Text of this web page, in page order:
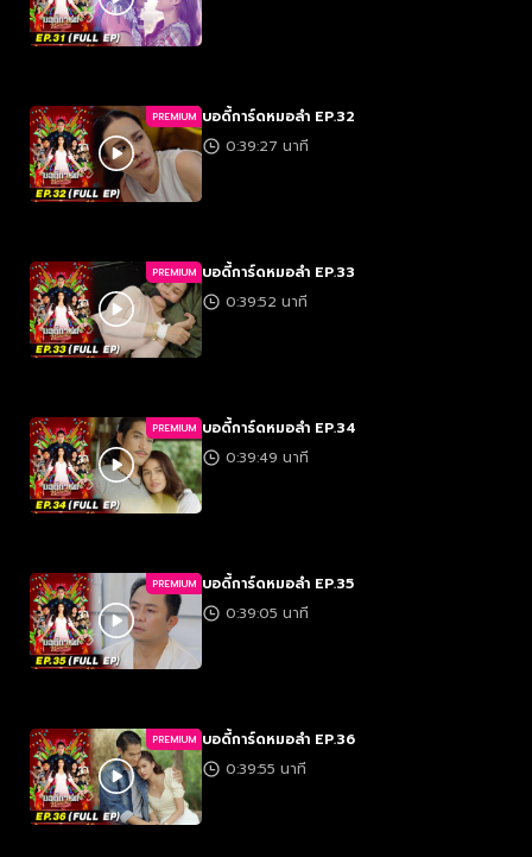
PREMIUM บอดี้การ์ดหมอลำ EP.32
0:39:27 นาที
PREMIUM บอดี้การ์ดหมอลำ EP.33
0:39:52 นาที
PREMIUM บอดี้การ์ดหมอลำ EP.34
0:39:49 นาที
PREMIUM บอดี้การ์ดหมอลำ EP.35
0:39:05 นาที
PREMIUM บอดี้การ์ดหมอลำ EP.36
0:39:55 นาที